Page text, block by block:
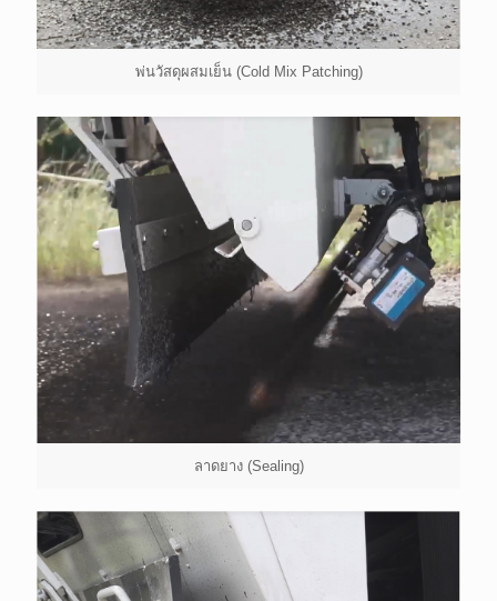
พ่นวัสดุผสมเย็น (Cold Mix Patching)
ลาดยาง (Sealing)